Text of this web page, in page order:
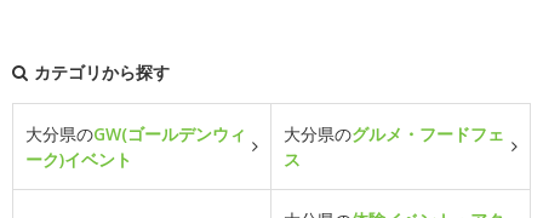
カテゴリから探す
大分県のGW(ゴールデンウィ
ーク)イベント
大分県のグルメ・フードフェ
ス